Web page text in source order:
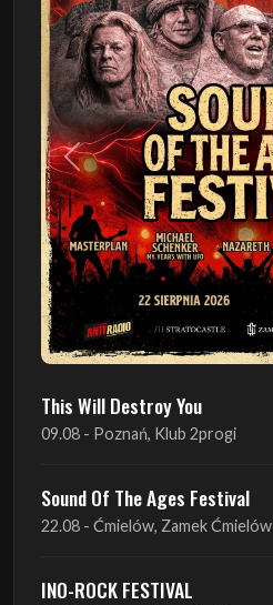
Poprzedni
This Will Destroy You
09.08 - Poznań, Klub 2progi
Sound Of The Ages Festival
22.08 - Ćmielów, Zamek Ćmielów
INO-ROCK FESTIVAL